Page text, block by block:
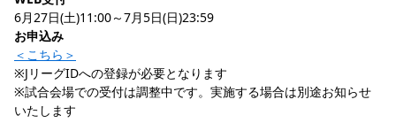
6月27日(土)11:00～7月5日(日)23:59
お申込み
＜こちら＞
※JリーグIDへの登録が必要となります
※試合会場での受付は調整中です。実施する場合は別途お知らせ
いたします